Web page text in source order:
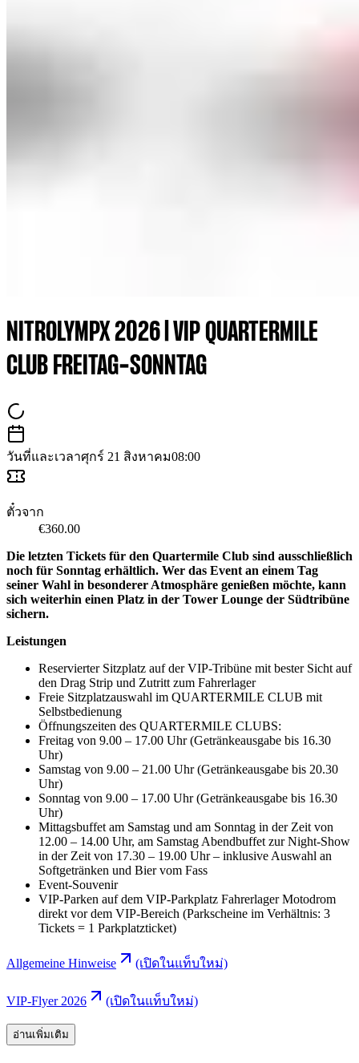
NITROLYMPX 2026 | VIP QUARTERMILE
CLUB FREITAG-SONNTAG
วันที่และเวลาศุกร์ 21 สิงหาคม08:00
ตั๋วจาก
€360.00
Die letzten Tickets für den Quartermile Club sind ausschließlich
noch für Sonntag erhältlich. Wer das Event an einem Tag
seiner Wahl in besonderer Atmosphäre genießen möchte, kann
sich weiterhin einen Platz in der Tower Lounge der Südtribüne
sichern.
Leistungen
Reservierter Sitzplatz auf der VIP-Tribüne mit bester Sicht auf
den Drag Strip und Zutritt zum Fahrerlager
Freie Sitzplatzauswahl im QUARTERMILE CLUB mit
Selbstbedienung
Öffnungszeiten des QUARTERMILE CLUBS:
Freitag von 9.00 – 17.00 Uhr (Getränkeausgabe bis 16.30
Uhr)
Samstag von 9.00 – 21.00 Uhr (Getränkeausgabe bis 20.30
Uhr)
Sonntag von 9.00 – 17.00 Uhr (Getränkeausgabe bis 16.30
Uhr)
Mittagsbuffet am Samstag und am Sonntag in der Zeit von
12.00 – 14.00 Uhr, am Samstag Abendbuffet zur Night-Show
in der Zeit von 17.30 – 19.00 Uhr – inklusive Auswahl an
Softgetränken und Bier vom Fass
Event-Souvenir
VIP-Parken auf dem VIP-Parkplatz Fahrerlager Motodrom
direkt vor dem VIP-Bereich (Parkscheine im Verhältnis: 3
Tickets = 1 Parkplatzticket)
Allgemeine Hinweise (เปิดในแท็บใหม่)
VIP-Flyer 2026 (เปิดในแท็บใหม่)
อ่านเพิ่มเติม